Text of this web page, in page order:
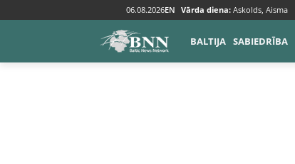
06.08.2026EN Vārda diena: Askolds, Aisma
BALTIJA SABIEDRĪBA
Tags Pasažieru vilciens